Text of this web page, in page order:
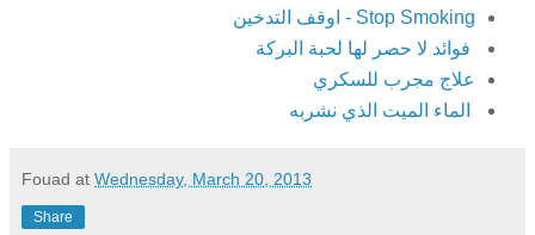
Stop Smoking - اوقف التدخين
فوائد لا حصر لها لحبة البركة
علاج مجرب للسكري
الماء الميت الذي نشربه
Fouad at Wednesday, March 20, 2013
Share